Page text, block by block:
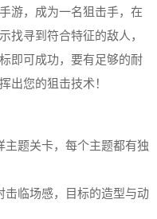
游，成为一名狙击手，在
找寻到符合特征的敌人，
即可成功，要有足够的耐
出您的狙击技术！
主题关卡，每个主题都有独
击临场感，目标的造型与动